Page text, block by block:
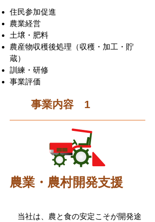
住民参加促進
農業経営
土壌・肥料
農産物収穫後処理（収穫・加工・貯
蔵）
訓練・研修
事業評価
事業内容 1
農業・農村開発支援
当社は、農と食の安定こそが開発途